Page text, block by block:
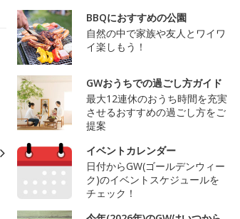
BBQにおすすめの公園
自然の中で家族や友人とワイワ
イ楽しもう！
GWおうちでの過ごし方ガイド
最大12連休のおうち時間を充実
させるおすすめの過ごし方をご
提案
イベントカレンダー
日付からGW(ゴールデンウィー
ク)のイベントスケジュールを
チェック！